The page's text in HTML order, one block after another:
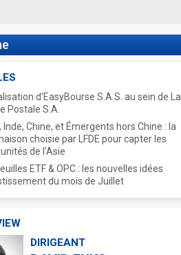
d'EasyBourse S.A.S. au sein de La
Postale S.A.
Inde, Chine, et Émergents hors Chine : la
choisie par LFDE pour capter les
de l'Asie
ETF & OPC : les nouvelles idées
du mois de Juillet
DIRIGEANT